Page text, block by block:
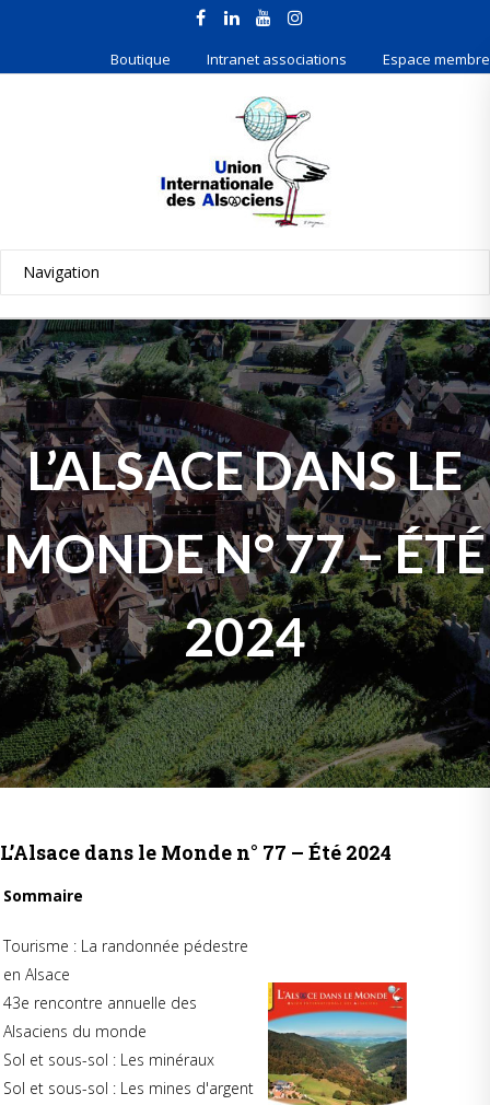
Boutique Intranet associations Espace membre
L’ALSACE DANS LE
MONDE N° 77 – ÉTÉ
2024
L’Alsace dans le Monde n° 77 – Été 2024
Sommaire
Tourisme : La randonnée pédestre
en Alsace
43e rencontre annuelle des
Alsaciens du monde
Sol et sous-sol : Les minéraux
Sol et sous-sol : Les mines d'argent